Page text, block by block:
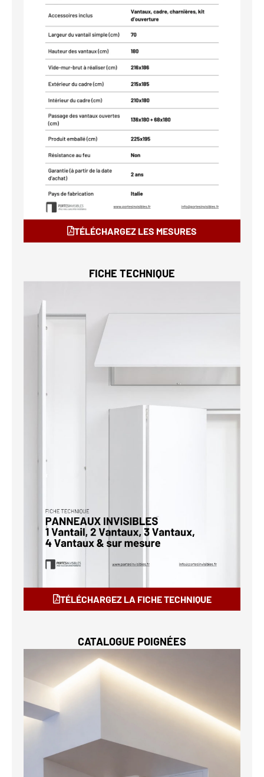
TÉLÉCHARGEZ LES MESURES
FICHE TECHNIQUE
TÉLÉCHARGEZ LA FICHE TECHNIQUE
CATALOGUE POIGNÉES